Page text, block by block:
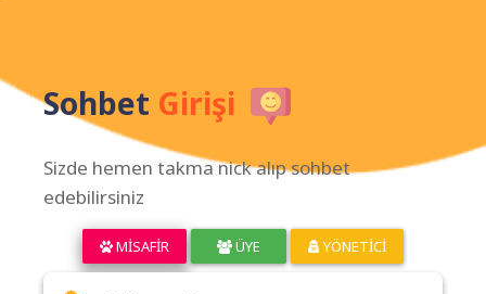
Sohbet Girişi
Sizde hemen takma nick alıp sohbet
edebilirsiniz
MISAFIR ÜYE YÖNETICI